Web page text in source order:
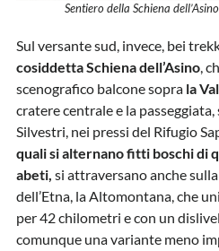
Sentiero della Schiena
Sul versante sud, invece, bei
cosiddetta Schiena dell’Asino,
scenografico balcone sopra la
cratere centrale e la
Silvestri, nei pressi del Rifugio
quali si alternano fitti boschi di
abeti, si attraversano anche
dell’Etna, la Altomontana, che
per 42 chilometri e con un
comunque una variante meno